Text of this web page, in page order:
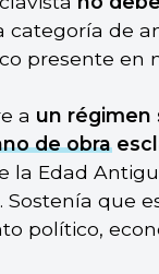
categoría de
presente en
a un régimen
de obra
la Edad
Sostenía que
político,